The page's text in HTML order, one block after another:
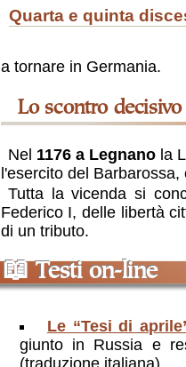
quarta e quinta
a tornare in Germania.
lo scontro decisivo
Nel 1176 a Legnano la
l'esercito del
Tutta la vicenda si
Federico I, delle libertà
di un tributo.
📖 Testi on-line
Le “Tesi di
giunto in Russia e